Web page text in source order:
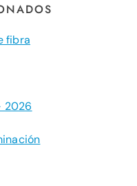
fibra
2026